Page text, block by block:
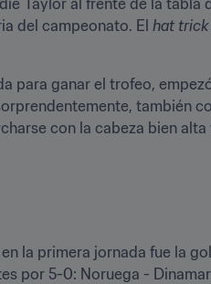
del campeonato. El hat trick
para ganar el trofeo,
también
con la cabeza bien
la primera jornada fue la
por 5-0: Noruega -